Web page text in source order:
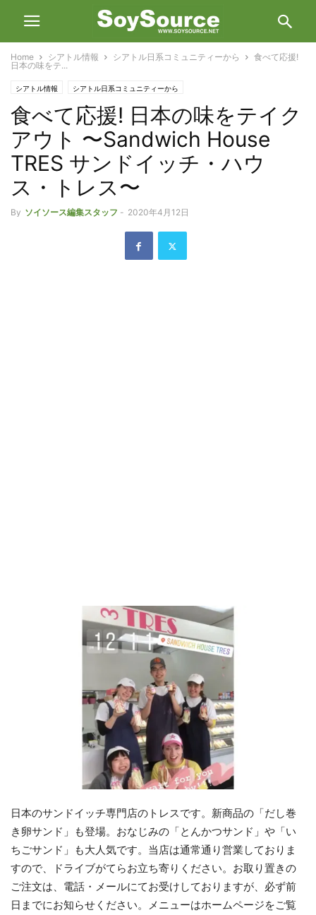
Home シアトル情報 シアトル日系コミュニティーから
食べて応援!
日本の味をテ...
シアトル情報 シアトル日系コミュニティーから
食べて応援! 日本の味をテイク
アウト 〜Sandwich House
TRES サンドイッチ・ハウ
ス・トレス〜
By ソイソース編集スタッフ - 2020年4月12日
日本のサンドイッチ専門店のトレスです。新商品の「だし巻
き卵サンド」も登場。おなじみの「とんかつサンド」や「い
ちごサンド」も大人気です。当店は通常通り営業しておりま
すので、ドライブがてらお立ち寄りください。お取り置きの
ご注文は、電話・メールにてお受けしておりますが、必ず前
日までにお知らせください。メニューはホームページをご覧